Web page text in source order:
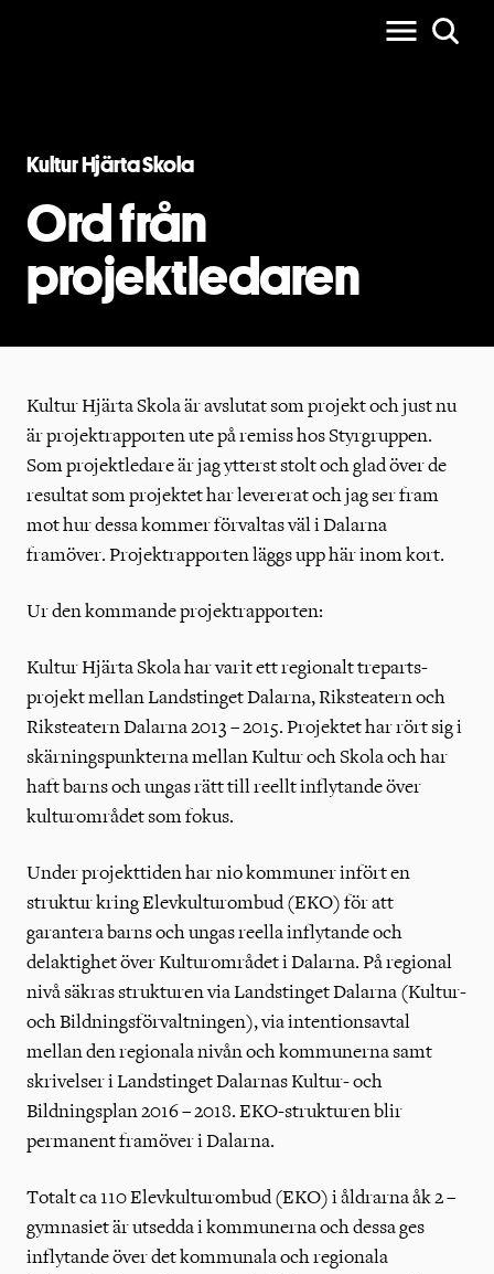
Kultur Hjärta Skola
Ord från
projektledaren
Kultur Hjärta Skola är avslutat som projekt och just nu
är projektrapporten ute på remiss hos Styrgruppen.
Som projektledare är jag ytterst stolt och glad över de
resultat som projektet har levererat och jag ser fram
mot hur dessa kommer förvaltas väl i Dalarna
framöver. Projektrapporten läggs upp här inom kort.
Ur den kommande projektrapporten:
Kultur Hjärta Skola har varit ett regionalt treparts-
projekt mellan Landstinget Dalarna, Riksteatern och
Riksteatern Dalarna 2013 – 2015. Projektet har rört sig i
skärningspunkterna mellan Kultur och Skola och har
haft barns och ungas rätt till reellt inflytande över
kulturområdet som fokus.
Under projekttiden har nio kommuner infört en
struktur kring Elevkulturombud (EKO) för att
garantera barns och ungas reella inflytande och
delaktighet över Kulturområdet i Dalarna. På regional
nivå säkras strukturen via Landstinget Dalarna (Kultur-
och Bildningsförvaltningen), via intentionsavtal
mellan den regionala nivån och kommunerna samt
skrivelser i Landstinget Dalarnas Kultur- och
Bildningsplan 2016 – 2018. EKO-strukturen blir
permanent framöver i Dalarna.
Totalt ca 110 Elevkulturombud (EKO) i åldrarna åk 2 –
gymnasiet är utsedda i kommunerna och dessa ges
inflytande över det kommunala och regionala